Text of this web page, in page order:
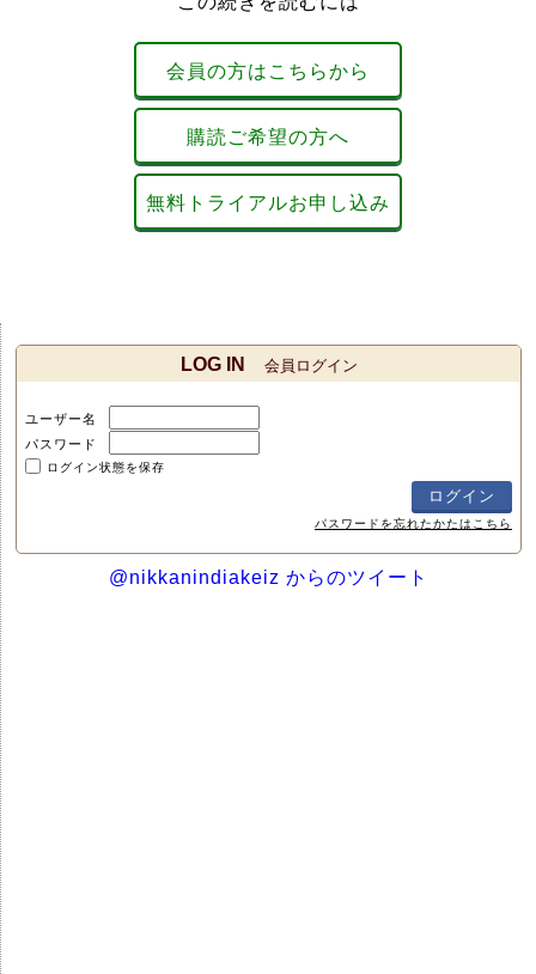
会員の方はこちらから
購読ご希望の方へ
無料トライアルお申し込み
LOG IN 会員ログイン
ユーザー名
パスワード
ログイン状態を保存
パスワードを忘れたかたはこちら
@nikkanindiakeiz からのツイート